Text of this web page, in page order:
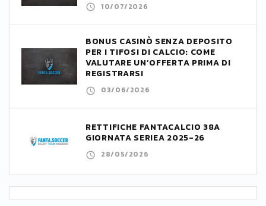
10/07/2026
BONUS CASINÒ SENZA DEPOSITO
PER I TIFOSI DI CALCIO: COME
VALUTARE UN’OFFERTA PRIMA DI
REGISTRARSI
03/06/2026
RETTIFICHE FANTACALCIO 38A
GIORNATA SERIEA 2025-26
28/05/2026